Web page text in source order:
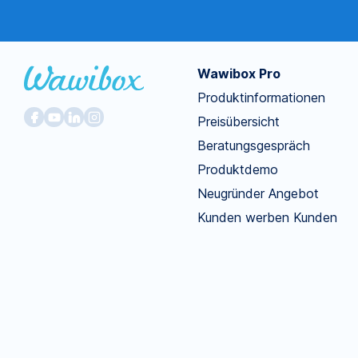
Wawibox Pro
Produktinformationen
Preisübersicht
Beratungsgespräch
Produktdemo
Neugründer Angebot
Kunden werben Kunden